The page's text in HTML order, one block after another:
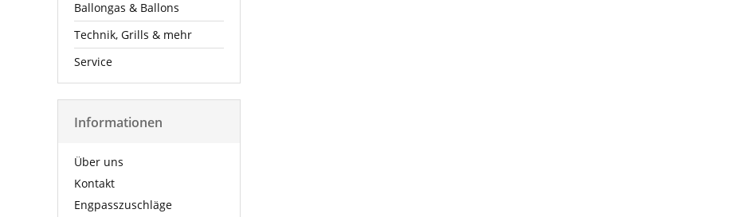
Ballongas & Ballons
Technik, Grills & mehr
Service
Informationen
Über uns
Kontakt
Engpasszuschläge